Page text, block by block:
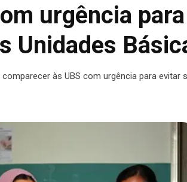
urgência para
Unidades
às UBS com urgência para evitar